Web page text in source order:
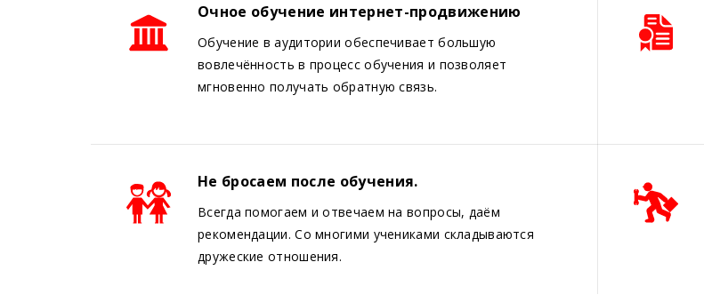
Очное обучение интернет-продвижению
Обучение в аудитории обеспечивает большую
вовлечённость в процесс обучения и позволяет
мгновенно получать обратную связь.
Не бросаем после обучения.
Всегда помогаем и отвечаем на вопросы, даём
рекомендации. Со многими учениками складываются
дружеские отношения.